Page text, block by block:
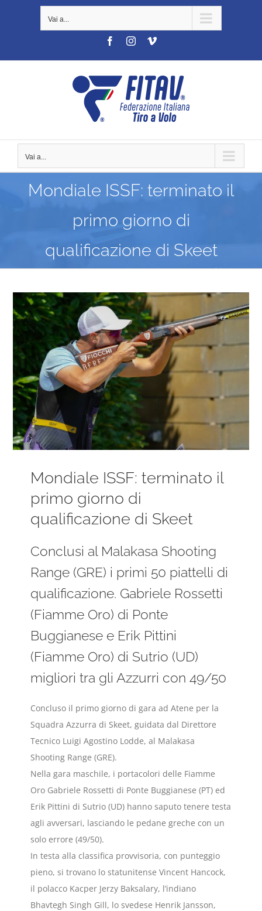
Vai a...
FacebookInstagramVimeo
Vai a...
Mondiale ISSF: terminato il
primo giorno di
qualificazione di Skeet
Ingrandisci
immagine
Mondiale ISSF: terminato il
primo giorno di
qualificazione di Skeet
Conclusi al Malakasa Shooting
Range (GRE) i primi 50 piattelli di
qualificazione. Gabriele Rossetti
(Fiamme Oro) di Ponte
Buggianese e Erik Pittini
(Fiamme Oro) di Sutrio (UD)
migliori tra gli Azzurri con 49/50
Concluso il primo giorno di gara ad Atene per la
Squadra Azzurra di Skeet, guidata dal Direttore
Tecnico Luigi Agostino Lodde, al Malakasa
Shooting Range (GRE).
Nella gara maschile, i portacolori delle Fiamme
Oro Gabriele Rossetti di Ponte Buggianese (PT) ed
Erik Pittini di Sutrio (UD) hanno saputo tenere testa
agli avversari, lasciando le pedane greche con un
solo errore (49/50).
In testa alla classifica provvisoria, con punteggio
pieno, si trovano lo statunitense Vincent Hancock,
il polacco Kacper Jerzy Baksalary, l’indiano
Bhavtegh Singh Gill, lo svedese Henrik Jansson,